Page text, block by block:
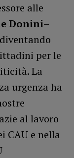
alle
Donini–
per le
La
urgenza ha
al lavoro
CAU e nella